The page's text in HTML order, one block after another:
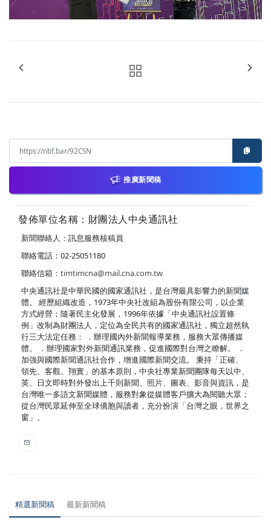
推廣新聞稿
發佈單位名稱：財團法人中央通訊社
新聞聯絡人：訊息服務核稿員
聯絡電話：02-25051180
聯絡信箱： timtimcna@mail.cna.com.tw
中央通訊社是中華民國的國家通訊社，是台灣最具影響力的新聞媒
體。 經歷組織改造，1973年中央社改組為股份有限公司，以企業
方式經營；隨著民主化發展，1996年依據「中央通訊社設置條
例」改制為財團法人，定位為全民共有的國家通訊社，獨立超然執
行三大法定任務： ．辦理國內外新聞報導業務，服務大眾傳播媒
體。 ．辦理國家對外新聞通訊業務，促進國際對台灣之瞭解。 ．
加強與國際新聞通訊社合作，增進國際新聞交流。 秉持「正確、
領先、客觀、翔實」的基本原則，中央社專業新聞團隊每天以中、
英、日文即時對外發出上千則新聞、照片、圖表、影音與資訊，是
台灣唯一多語文新聞媒體，服務對象從媒體客戶擴大為閱聽大眾；
從台灣民眾延伸至全球僑胞與讀者，充分扮演「台灣之眼，世界之
窗」。
精選新聞稿 最新新聞稿